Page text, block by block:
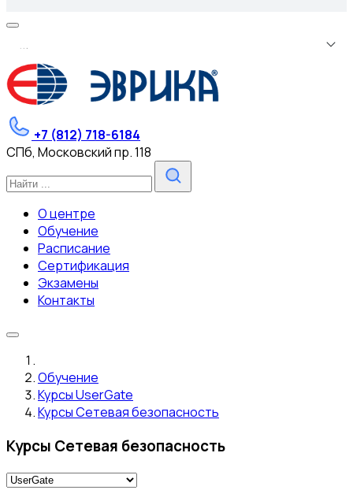
...
+7 (812) 718-6184
СПб, Московский пр. 118
О центре
Обучение
Расписание
Сертификация
Экзамены
Контакты
Обучение
Курсы UserGate
Курсы Сетевая безопасность
Курсы Сетевая безопасность